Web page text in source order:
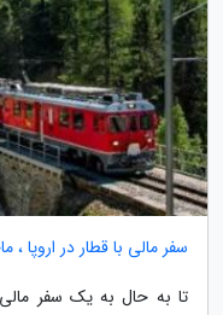
سفر مالی با قطار در اروپا ،
تا به حال به یک سفر مالی